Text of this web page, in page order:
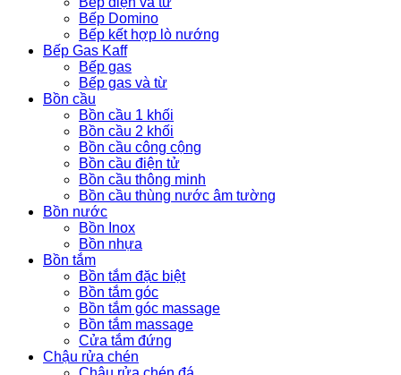
Bếp Domino
Bếp kết hợp lò nướng
Bếp Gas Kaff
Bếp gas
Bếp gas và từ
Bồn cầu
Bồn cầu 1 khối
Bồn cầu 2 khối
Bồn cầu công cộng
Bồn cầu điện tử
Bồn cầu thông minh
Bồn cầu thùng nước âm tường
Bồn nước
Bồn Inox
Bồn nhựa
Bồn tắm
Bồn tắm đặc biệt
Bồn tắm góc
Bồn tắm góc massage
Bồn tắm massage
Cửa tắm đứng
Chậu rửa chén